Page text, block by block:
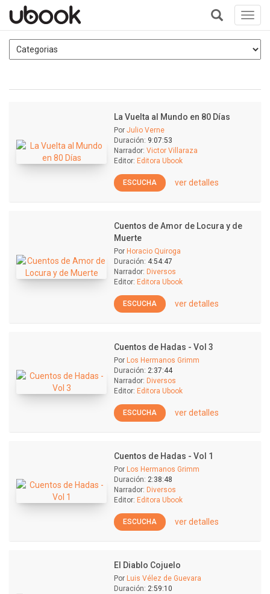
+
La Vuelta al Mundo en 80 Días
Por Julio Verne
Duración: 9:07:53
Narrador: Victor Villaraza
Editor: Editora Ubook
ESCUCHA ver detalles
Cuentos de Amor de Locura y de
Muerte
Por Horacio Quiroga
Duración: 4:54:47
Narrador: Diversos
Editor: Editora Ubook
ESCUCHA ver detalles
Cuentos de Hadas - Vol 3
Por Los Hermanos Grimm
Duración: 2:37:44
Narrador: Diversos
Editor: Editora Ubook
ESCUCHA ver detalles
Cuentos de Hadas - Vol 1
Por Los Hermanos Grimm
Duración: 2:38:48
Narrador: Diversos
Editor: Editora Ubook
ESCUCHA ver detalles
El Diablo Cojuelo
Por Luis Vélez de Guevara
Duración: 2:59:10